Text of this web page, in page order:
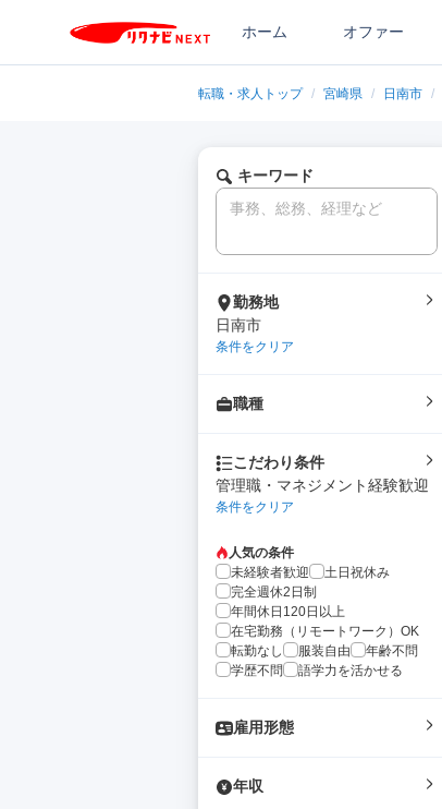
ホーム オファー
転職・求人トップ / 宮崎県 / 日南市 /
キーワード
勤務地
日南市
条件をクリア
職種
こだわり条件
管理職・マネジメント経験歓迎
条件をクリア
人気の条件
未経験者歓迎
土日祝休み
完全週休2日制
年間休日120日以上
在宅勤務（リモートワーク）OK
転勤なし
服装自由
年齢不問
学歴不問
語学力を活かせる
雇用形態
年収